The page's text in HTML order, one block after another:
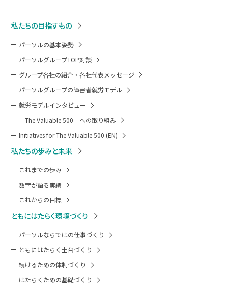
私たちの目指すもの
パーソルの基本姿勢
パーソルグループTOP対談
グループ各社の紹介・各社代表メッセージ
パーソルグループの障害者就労モデル
就労モデルインタビュー
「The Valuable 500」への取り組み
Initiatives for The Valuable 500 (EN)
私たちの歩みと未来
これまでの歩み
数字が語る実績
これからの目標
ともにはたらく環境づくり
パーソルならではの仕事づくり
ともにはたらく土台づくり
続けるための体制づくり
はたらくための基礎づくり